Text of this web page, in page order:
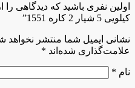
کیلویی 5 شیار 2 کاره 1551”
نشانی ایمیل شما منتشر نخواهد
علامت‌گذاری شده‌اند *
نام *